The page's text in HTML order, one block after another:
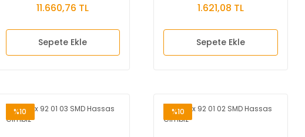
11.660,76 TL
Sepete Ekle
1.621,08 TL
Sepete Ekle
%10 %10